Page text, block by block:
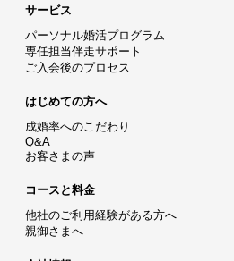
サービス
パーソナル婚活プログラム
専任担当伴走サポート
ご入会後のプロセス
はじめての方へ
成婚率へのこだわり
Q&A
お客さまの声
コースと料金
他社のご利用経験がある方へ
親御さまへ